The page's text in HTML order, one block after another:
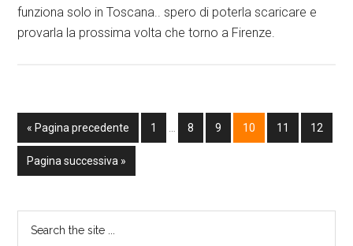
funziona solo in Toscana.. spero di poterla scaricare e
provarla la prossima volta che torno a Firenze.
« Pagina precedente 1 8 9 10 11 12
Pagina successiva »